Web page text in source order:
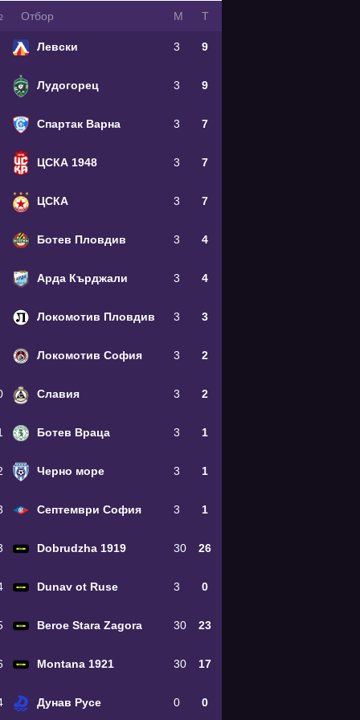
Oтбор М Т
Левски 3 9
Лудогорец 3 9
Спартак Варна 3 7
ЦСКА 1948 3 7
ЦСКА 3 7
Ботев Пловдив 3 4
Арда Кърджали 3 4
Локомотив Пловдив 3 3
Локомотив София 3 2
Славия 3 2
Ботев Враца 3 1
Черно море 3 1
Септември София 3 1
Dobrudzha 1919 30 26
Dunav ot Ruse 3 0
Beroe Stara Zagora 30 23
Montana 1921 30 17
Дунав Русе 0 0